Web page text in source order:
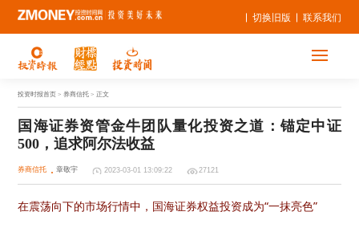
联系我们
切换旧版
投资时报首页 > 券商信托 > 正文
国海证券资管金牛团队量化投资之道：锚定中证
500，追求阿尔法收益
券商信托 章敬宇 2023-03-01 13:09:22 27121
在震荡向下的市场行情中，国海证券权益投资成为“一抹亮色”